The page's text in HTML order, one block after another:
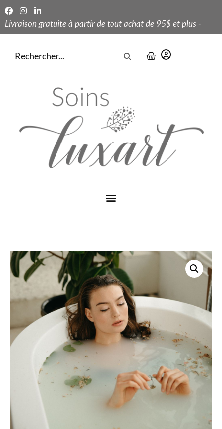
Livraison gratuite à partir de tout achat de 95$ et plus -